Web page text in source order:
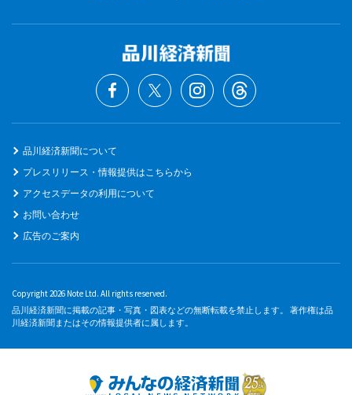
品川経済新聞について
プレスリリース・情報提供はこちらから
アクセスデータの利用について
お問い合わせ
広告のご案内
Copyright 2026 Note Ltd. All rights reserved.
品川経済新聞に掲載の記事・写真・図表などの無断転載を禁止します。 著作権は品
川経済新聞またはその情報提供者に属します。